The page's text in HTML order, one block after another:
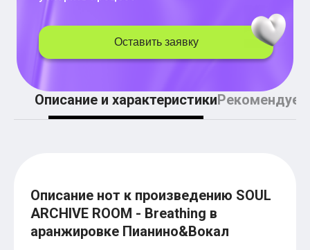
Легкие аккорды (простые песни)
Аккорды со словами (вокал)
BEARWOLF
Мари Краймбрери
Комната культуры
XOLIDAYBOY
Сергей Лазарев
Анжелика Варум
Алексей Чумаков
Леонид Агутин
Оставить заявку
Описание и характеристикиРекомендуем
Описание нот к произведению SOUL
ARCHIVE ROOM - Breathing в
аранжировке Пианино&Вокал